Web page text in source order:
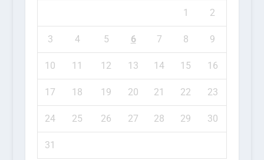
1 2
3 4 5 6 7 8 9
10 11 12 13 14 15 16
17 18 19 20 21 22 23
24 25 26 27 28 29 30
31